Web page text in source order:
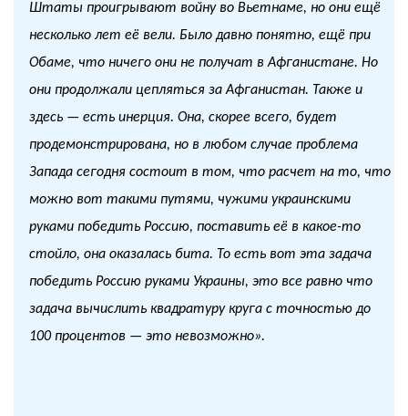
Штаты проигрывают войну во Вьетнаме, но они ещё
несколько лет её вели. Было давно понятно, ещё при
Обаме, что ничего они не получат в Афганистане. Но
они продолжали цепляться за Афганистан. Также и
здесь — есть инерция. Она, скорее всего, будет
продемонстрирована, но в любом случае проблема
Запада сегодня состоит в том, что расчет на то, что
можно вот такими путями, чужими украинскими
руками победить Россию, поставить её в какое-то
стойло, она оказалась бита. То есть вот эта задача
победить Россию руками Украины, это все равно что
задача вычислить квадратуру круга с точностью до
100 процентов — это невозможно».